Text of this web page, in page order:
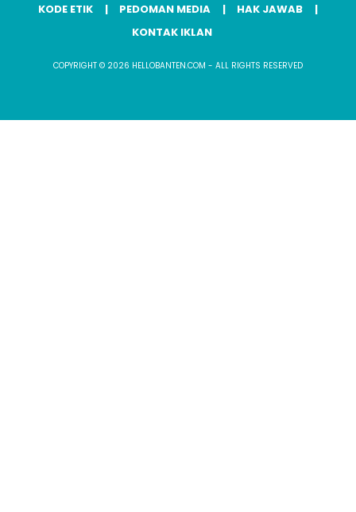
KODE ETIK
PEDOMAN MEDIA
HAK JAWAB
KONTAK IKLAN
COPYRIGHT © 2026 HELLOBANTEN.COM - ALL RIGHTS RESERVED